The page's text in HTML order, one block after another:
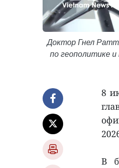
Доктор Гнел
по геополитике
8
В